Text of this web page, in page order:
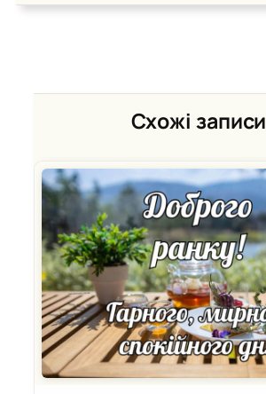
Схожі записи